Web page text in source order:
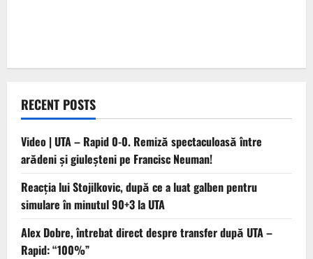
RECENT POSTS
Video | UTA – Rapid 0-0. Remiză spectaculoasă între
arădeni și giuleșteni pe Francisc Neuman!
Reacția lui Stojilkovic, după ce a luat galben pentru
simulare în minutul 90+3 la UTA
Alex Dobre, întrebat direct despre transfer după UTA –
Rapid: “100%”